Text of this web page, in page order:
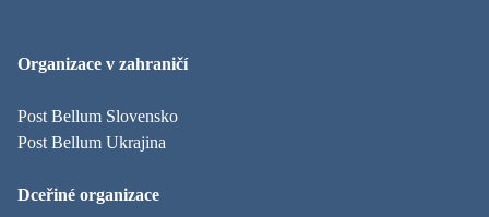
Organizace v zahraničí
Post Bellum Slovensko
Post Bellum Ukrajina
Dceřiné organizace